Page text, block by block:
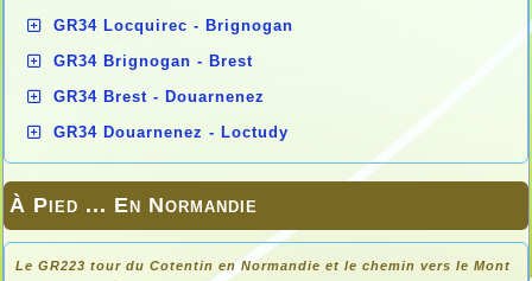
GR34 Locquirec - Brignogan
GR34 Brignogan - Brest
GR34 Brest - Douarnenez
GR34 Douarnenez - Loctudy
À Pied ... En Normandie
Le GR223 tour du Cotentin en Normandie et le chemin vers le Mont